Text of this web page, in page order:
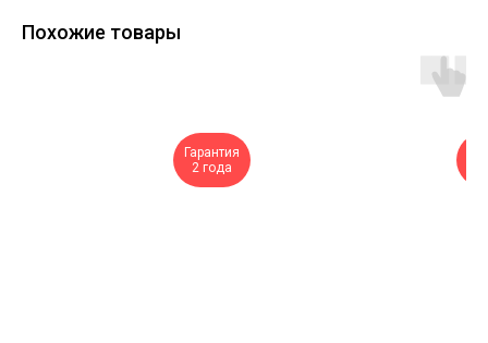
Похожие товары
Гарантия
2 года